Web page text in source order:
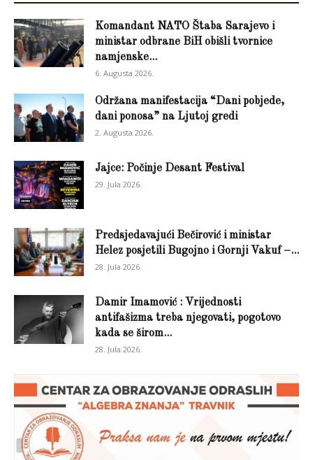
Komandant NATO Štaba Sarajevo i
ministar odbrane BiH obišli tvornice
namjenske...
6. Augusta 2026.
Održana manifestacija “Dani pobjede,
dani ponosa” na Ljutoj gredi
2. Augusta 2026.
Jajce: Počinje Desant Festival
29. Jula 2026.
Predsjedavajući Bečirović i ministar
Helez posjetili Bugojno i Gornji Vakuf –...
28. Jula 2026.
Damir Imamović : Vrijednosti
antifašizma treba njegovati, pogotovo
kada se širom...
28. Jula 2026.